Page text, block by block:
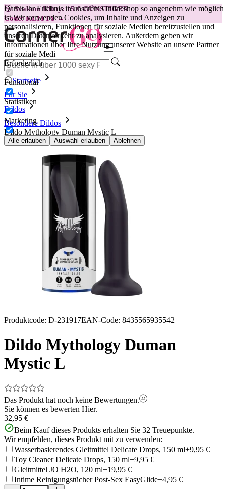
Damit Ihr Erlebnis in unserem Onlineshop so angenehm wie möglich
ist.Wir verwenden Cookies, um Inhalte und Anzeigen zu
personalisieren, Funktionen für soziale Medien bereitzustellen und
unseren Datenverkehr zu analysieren. Außerdem geben wir
Informationen über Ihre Nutzung unserer Website an unsere Partner
für soziale Medi
Erforderlich
Funktional
Statistiken
Marketing
Alle erlauben Auswahl erlauben Ablehnen
😽Svakom Klitty: 15 € GÜNSTIGER
Code: KLITTY →
Startseite
Für Sie
Dildos
Besondere Dildos
Dildo Mythology Duman Mystic L
Produktcode: D-231917EAN-Code: 8435565935542
Dildo Mythology Duman
Mystic L
Das Produkt hat noch keine Bewertungen.
Sie können es bewerten Hier.
32,95 €
Beim Kauf dieses Produkts erhalten Sie 32 Treuepunkte.
Wir empfehlen, dieses Produkt mit zu verwenden:
Wasserbasierendes Gleitmittel Delicate Drops, 150 ml+9,95 €
Toy Cleaner Delicate Drops, 150 ml+9,95 €
Gleitmittel JO H2O, 120 ml+19,95 €
Intime Reinigungstücher Post-Sex EasyGlide+4,95 €